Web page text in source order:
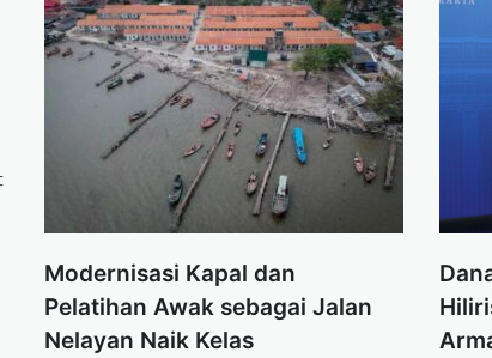
Modernisasi Kapal dan
Pelatihan Awak sebagai Jalan
Nelayan Naik Kelas